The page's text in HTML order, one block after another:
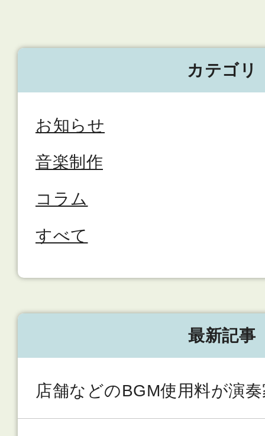
カテゴリ
お知らせ
音楽制作
コラム
すべて
最新記事
店舗などのBGM使用料が演